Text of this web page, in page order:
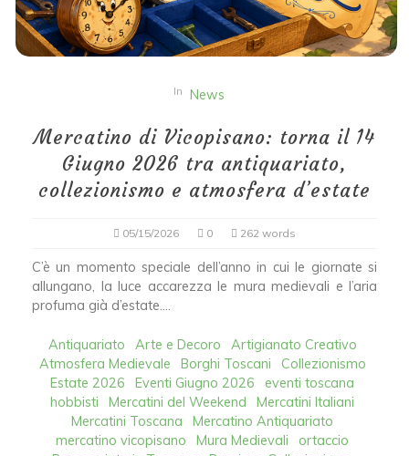
In News
Mercatino di Vicopisano: torna il 14
Giugno 2026 tra antiquariato,
collezionismo e atmosfera d’estate
05/15/2026 0 262 words
C’è un momento speciale dell’anno in cui le giornate si
allungano, la luce accarezza le mura medievali e l’aria
profuma già d’estate....
Antiquariato Arte e Decoro
Artigianato Creativo
Atmosfera Medievale
Borghi Toscani
Collezionismo
Estate 2026
Eventi Giugno 2026
eventi toscana
hobbisti
Mercatini del Weekend
Mercatini Italiani
Mercatini Toscana
Mercatino Antiquariato
mercatino vicopisano
Mura Medievali
ortaccio